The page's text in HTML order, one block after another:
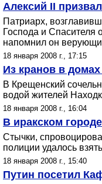
Алексий II
Патриарх,
Господа и Спасителя
напомнил он
18 января 2008 г., 17:15
Из кранов в
В Крещенский
водой жителей
18 января 2008 г., 16:04
В иракском
Стычки,
полиции удалось
18 января 2008 г., 15:40
Путин посетил